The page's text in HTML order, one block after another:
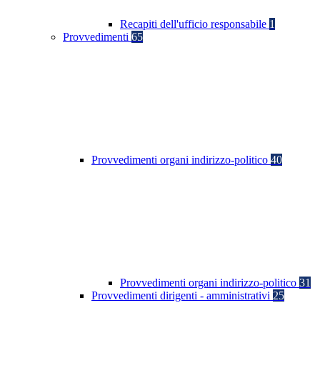
Recapiti dell'ufficio responsabile 1
Provvedimenti 65
Provvedimenti organi indirizzo-politico 40
Provvedimenti organi indirizzo-politico 31
Provvedimenti dirigenti - amministrativi 25